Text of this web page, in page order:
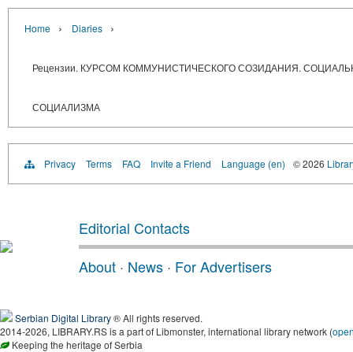
Home › Diaries ›
Рецензии. КУРСОМ КОММУНИСТИЧЕСКОГО СОЗИДАНИЯ.
СОЦИАЛИЗМА
Privacy Terms FAQ Invite a Friend Language (en) © 2026
Editorial Contacts
About · News · For Advertisers
Serbian Digital Library® All rights reserved.
2014-2026, LIBRARY.RS is a part of Libmonster, international library network (
Keeping the heritage of Serbia